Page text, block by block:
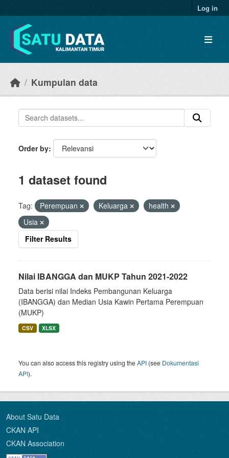
Log in
Kumpulan data
Order by
1 dataset found
Tag: Perempuan Keluarga
health
Usia
Filter Results
Nilai IBANGGA dan MUKP Tahun 2021-2022
Data berisi nilai Indeks Pembangunan Keluarga
(IBANGGA) dan Median Usia Kawin Pertama Perempuan
(MUKP)
CSV XLSX
You can also access this registry using theAPI (see Dokumentasi
API).
About Satu Data
CKAN API
CKAN Association